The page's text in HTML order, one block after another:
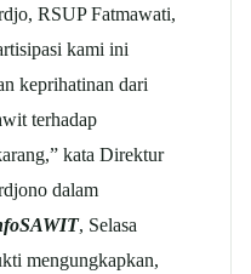
RSUP Fatmawati,
kami ini
keprihatinan dari
terhadap
kata Direktur
dalam
, Selasa
mengungkapkan,